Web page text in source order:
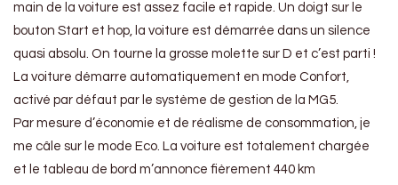
main de la voiture est assez facile et rapide. Un doigt sur le
bouton Start et hop, la voiture est démarrée dans un silence
quasi absolu. On tourne la grosse molette sur D et c’est parti !
La voiture démarre automatiquement en mode Confort,
activé par défaut par le système de gestion de la MG5.
Par mesure d’économie et de réalisme de consommation, je
me câle sur le mode Eco. La voiture est totalement chargée
et le tableau de bord m’annonce fièrement 440 km